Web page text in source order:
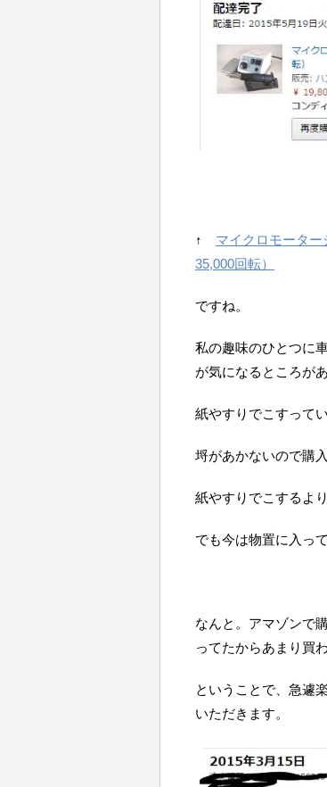
↑ マイクロモータ
35,000回転）
ですね。
私の趣味のひとつに
が気になるところがあ
紙やすりでこすって
埒があかないので購
紙やすりでこするよ
でも今は物置に入っ
なんと。アマゾンで
ってたからあまり買
ということで、急遽
いただきます。